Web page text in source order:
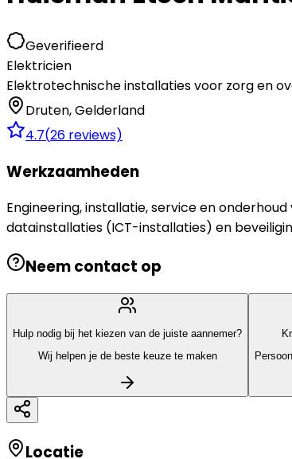
Geverifieerd
Elektricien
Elektrotechnische installaties voor zorg en
Druten,Gelderland
4.7(26 reviews)
Werkzaamheden
Engineering, installatie, service en
datainstallaties (ICT-installaties) en
Neem contact op
Hulp nodig bij het kiezen van de juiste aannemer?
Wij helpen je de beste keuze te maken
Locatie